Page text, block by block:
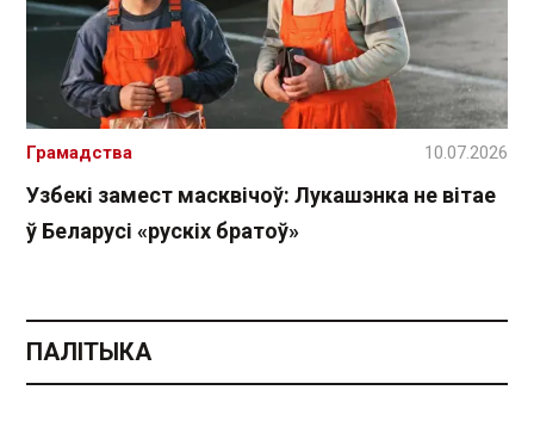
Узбекі замест масквічоў: Лукашэнка не вітае
ў Беларусі «рускіх братоў»
Грамадства 10.07.2026
ПАЛІТЫКА